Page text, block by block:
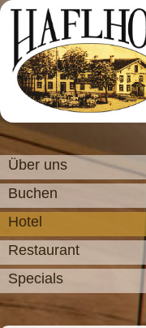
Über uns
Buchen
Hotel
Restaurant
Specials